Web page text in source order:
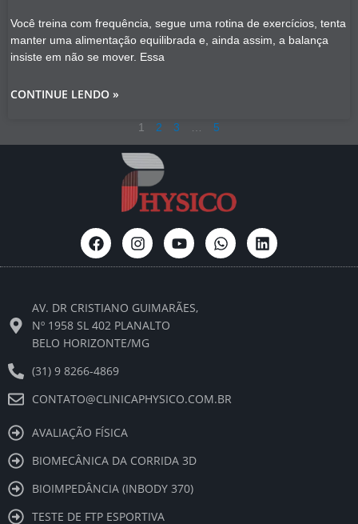
Você treina com frequência, segue uma rotina de exercícios, tenta
manter uma alimentação equilibrada e, ainda assim, a balança
insiste em não se mover. Essa
CONTINUE LENDO »
1 2 3 5
F
a
c
o
o
k
I
n
s
g
r
a
Y
o
u
b
W
h
a
L
i
n
AV. DR CRISTIANO GUIMARÃES,
Nº 1958 SL 402 PLANALTO
BELO HORIZONTE/MG
(31) 9 8266-4869
CONTATO@CLINICAPHYSICO.COM.BR
AVALIAÇÃO FÍSICA
BIOMECÂNICA DA CORRIDA 3D
BIOIMPEDÂNCIA (INBODY 370)
TESTE DE FTP ESPORTIVA